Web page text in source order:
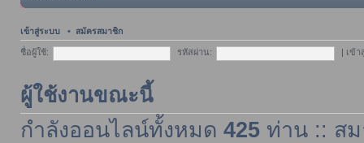
เข้าสู่ระบบ • สมัครสมาชิก
ชื่อผู้ใช้: รหัสผ่าน: เข้
ผู้ใช้งานขณะนี้
กำลังออนไลน์ทั้งหมด 425ท่าน :: สม